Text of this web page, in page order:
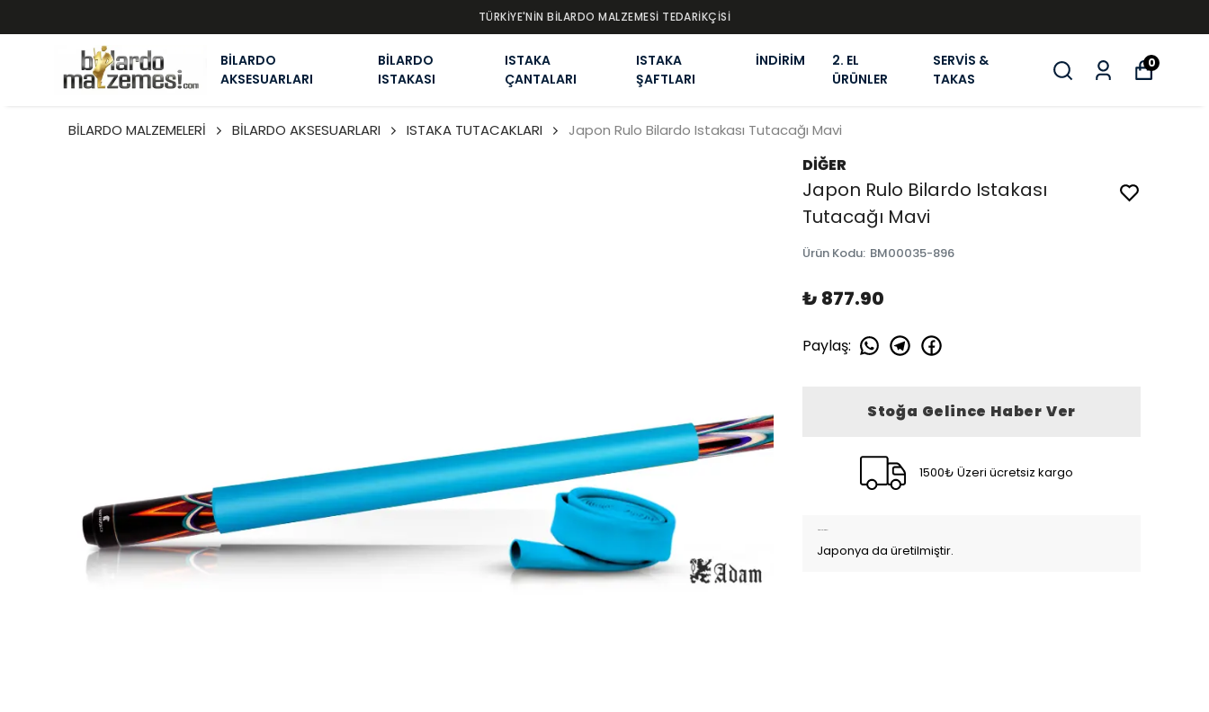
TÜRKİYE'NİN BİLARDO MALZEMESİ TEDARİKÇİSİ
BİLARDO
AKSESUARLARI
BİLARDO
ISTAKASI
ISTAKA
ÇANTALARI
ISTAKA
ŞAFTLARI
İNDİRİM
2. EL
ÜRÜNLER
SERVİS &
TAKAS
0
BİLARDO MALZEMELERİ BİLARDO AKSESUARLARI ISTAKA TUTACAKLARI Japon Rulo Bilardo Istakası Tutacağı Mavi
DİĞER
Japon Rulo Bilardo Istakası
Tutacağı Mavi
Ürün Kodu: BM00035-896
₺ 877.90
Paylaş:
Stoğa Gelince Haber Ver
1500₺ Üzeri ücretsiz kargo
Japonya da üretilmiştir.